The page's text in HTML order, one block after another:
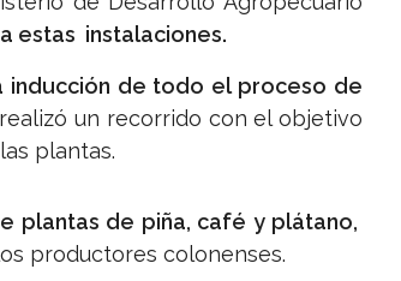
estas instalaciones.
inducción de todo el proceso de
un recorrido con el objetivo
plantas.
plantas de piña, café y plátano,
productores colonenses.